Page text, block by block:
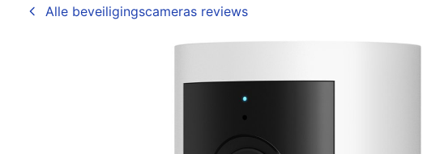
Alle beveiligingscameras reviews